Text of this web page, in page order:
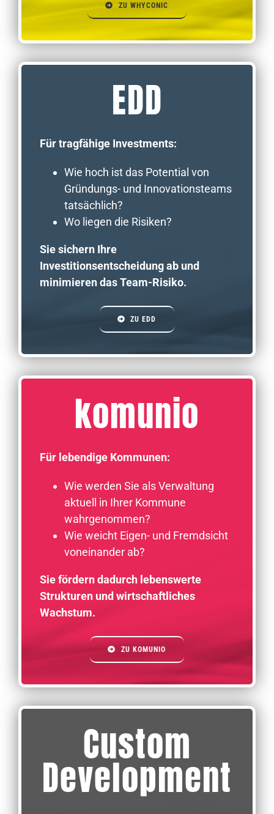
ZU WHYCONIC
EDD
Für tragfähige Investments:
Wie hoch ist das Potential von
Gründungs- und Innovationsteams
tatsächlich?
Wo liegen die Risiken?
Sie sichern Ihre
Investitionsentscheidung ab und
minimieren das Team-Risiko.
ZU EDD
komunio
Für lebendige Kommunen:
Wie werden Sie als Verwaltung
aktuell in Ihrer Kommune
wahrgenommen?
Wie weicht Eigen- und Fremdsicht
voneinander ab?
Sie fördern dadurch lebenswerte
Strukturen und wirtschaftliches
Wachstum.
ZU KOMUNIO
Custom
Development